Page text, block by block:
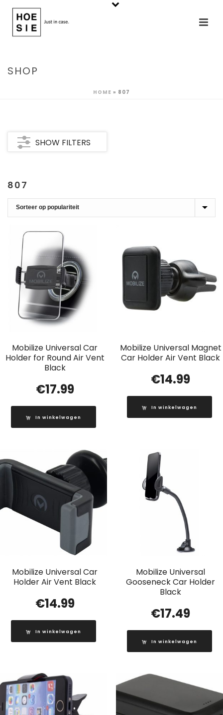
SHOP
HOME » 807
SHOW FILTERS
807
Mobilize Universal Car
Holder for Round Air Vent
Black
€17.99
In winkelwagen
Mobilize Universal Magnet
Car Holder Air Vent Black
€14.99
In winkelwagen
Mobilize Universal Car
Holder Air Vent Black
€14.99
In winkelwagen
Mobilize Universal
Gooseneck Car Holder
Black
€17.49
In winkelwagen